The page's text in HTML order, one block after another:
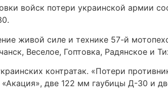
войск потери украинской армии
живой силе и технике 57-й
Веселое, Гоптовка, Радянское и
контратак. «Потери
две 122 мм гаубицы Д-30 и